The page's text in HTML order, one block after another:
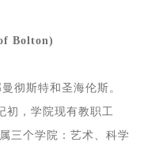
Bolton)
彻斯特和圣海伦斯。
初，学院现有教职工
三个学院：艺术、科学